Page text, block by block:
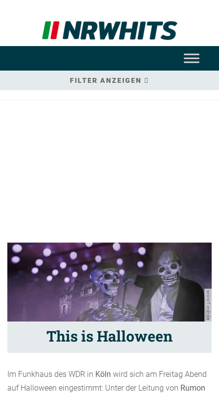
FILTER ANZEIGEN
www1.wdr.de
This is Halloween
Im Funkhaus des WDR in Köln wird sich am Freitag Abend
auf Halloween eingestimmt: Unter der Leitung von Rumon